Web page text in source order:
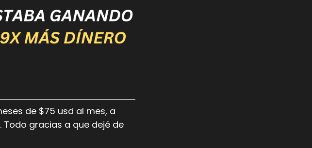
de $75 usd al mes, a
Todo gracias a que dejé de